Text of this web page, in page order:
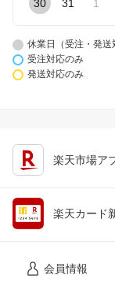
30 31 1
休業日（受注・発送
受注対応のみ
発送対応のみ
楽天市場ア
楽天カード
会員情報